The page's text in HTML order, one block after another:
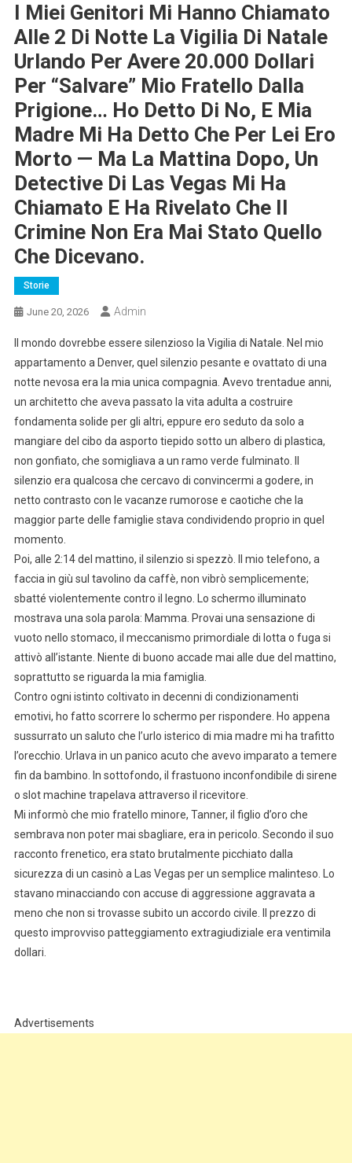
I Miei Genitori Mi Hanno Chiamato
Alle 2 Di Notte La Vigilia Di Natale
Urlando Per Avere 20.000 Dollari
Per “salvare” Mio Fratello Dalla
Prigione… Ho Detto Di No, E Mia
Madre Mi Ha Detto Che Per Lei Ero
Morto — Ma La Mattina Dopo, Un
Detective Di Las Vegas Mi Ha
Chiamato E Ha Rivelato Che Il
Crimine Non Era Mai Stato Quello
Che Dicevano.
Storie
June 20, 2026 Admin
Il mondo dovrebbe essere silenzioso la Vigilia di Natale. Nel mio
appartamento a Denver, quel silenzio pesante e ovattato di una
notte nevosa era la mia unica compagnia. Avevo trentadue anni,
un architetto che aveva passato la vita adulta a costruire
fondamenta solide per gli altri, eppure ero seduto da solo a
mangiare del cibo da asporto tiepido sotto un albero di plastica,
non gonfiato, che somigliava a un ramo verde fulminato. Il
silenzio era qualcosa che cercavo di convincermi a godere, in
netto contrasto con le vacanze rumorose e caotiche che la
maggior parte delle famiglie stava condividendo proprio in quel
momento.
Poi, alle 2:14 del mattino, il silenzio si spezzò. Il mio telefono, a
faccia in giù sul tavolino da caffè, non vibrò semplicemente;
sbatté violentemente contro il legno. Lo schermo illuminato
mostrava una sola parola: Mamma. Provai una sensazione di
vuoto nello stomaco, il meccanismo primordiale di lotta o fuga si
attivò all’istante. Niente di buono accade mai alle due del mattino,
soprattutto se riguarda la mia famiglia.
Contro ogni istinto coltivato in decenni di condizionamenti
emotivi, ho fatto scorrere lo schermo per rispondere. Ho appena
sussurrato un saluto che l’urlo isterico di mia madre mi ha trafitto
l’orecchio. Urlava in un panico acuto che avevo imparato a temere
fin da bambino. In sottofondo, il frastuono inconfondibile di sirene
o slot machine trapelava attraverso il ricevitore.
Mi informò che mio fratello minore, Tanner, il figlio d’oro che
sembrava non poter mai sbagliare, era in pericolo. Secondo il suo
racconto frenetico, era stato brutalmente picchiato dalla
sicurezza di un casinò a Las Vegas per un semplice malinteso. Lo
stavano minacciando con accuse di aggressione aggravata a
meno che non si trovasse subito un accordo civile. Il prezzo di
questo improvviso patteggiamento extragiudiziale era ventimila
dollari.
Advertisements